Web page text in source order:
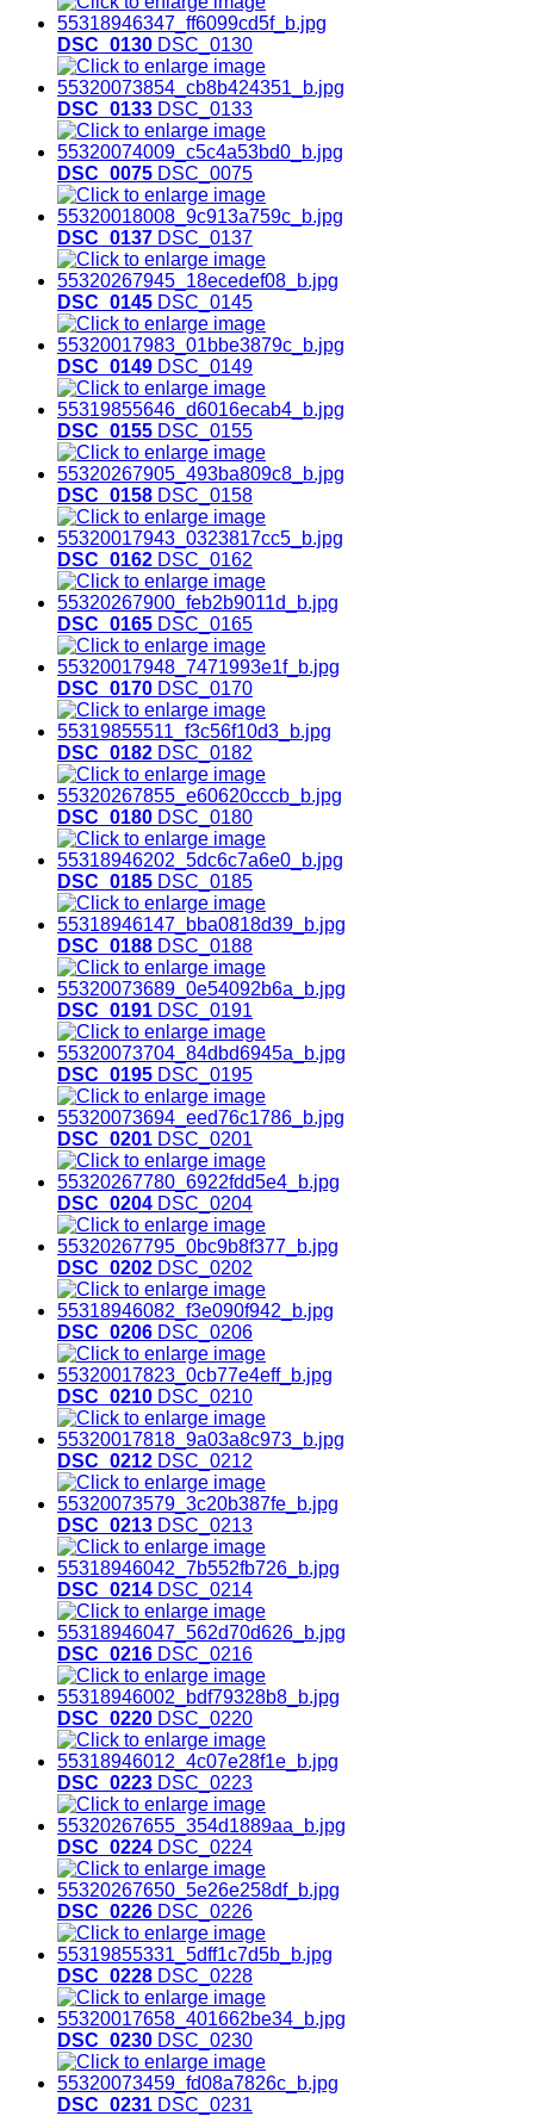
DSC_0130 DSC_0130
DSC_0133 DSC_0133
DSC_0075 DSC_0075
DSC_0137 DSC_0137
DSC_0145 DSC_0145
DSC_0149 DSC_0149
DSC_0155 DSC_0155
DSC_0158 DSC_0158
DSC_0162 DSC_0162
DSC_0165 DSC_0165
DSC_0170 DSC_0170
DSC_0182 DSC_0182
DSC_0180 DSC_0180
DSC_0185 DSC_0185
DSC_0188 DSC_0188
DSC_0191 DSC_0191
DSC_0195 DSC_0195
DSC_0201 DSC_0201
DSC_0204 DSC_0204
DSC_0202 DSC_0202
DSC_0206 DSC_0206
DSC_0210 DSC_0210
DSC_0212 DSC_0212
DSC_0213 DSC_0213
DSC_0214 DSC_0214
DSC_0216 DSC_0216
DSC_0220 DSC_0220
DSC_0223 DSC_0223
DSC_0224 DSC_0224
DSC_0226 DSC_0226
DSC_0228 DSC_0228
DSC_0230 DSC_0230
DSC_0231 DSC_0231